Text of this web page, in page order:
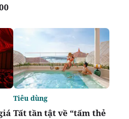
Tất tần tật về “tấm thẻ
Tiêu dùng